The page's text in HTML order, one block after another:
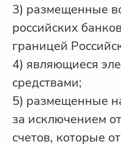
3) размещенные
российских
границей
4) являющиеся
средствами;
5) размещенные
за исключением
счетов, которые